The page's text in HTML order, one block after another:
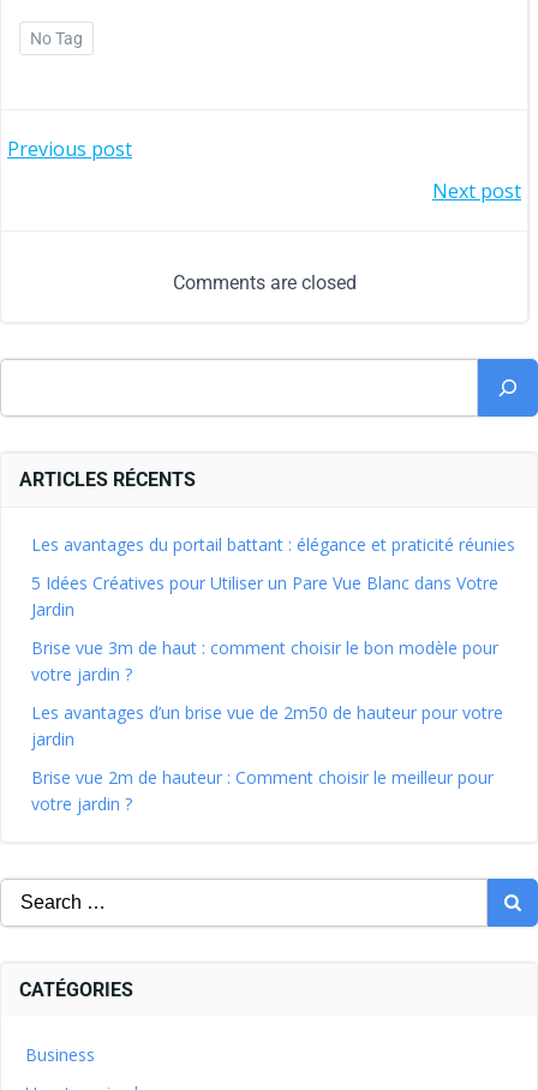
No Tag
Previous post
Next post
Comments are closed
ARTICLES RÉCENTS
Les avantages du portail battant : élégance et praticité réunies
5 Idées Créatives pour Utiliser un Pare Vue Blanc dans Votre
Jardin
Brise vue 3m de haut : comment choisir le bon modèle pour
votre jardin ?
Les avantages d’un brise vue de 2m50 de hauteur pour votre
jardin
Brise vue 2m de hauteur : Comment choisir le meilleur pour
votre jardin ?
CATÉGORIES
Business